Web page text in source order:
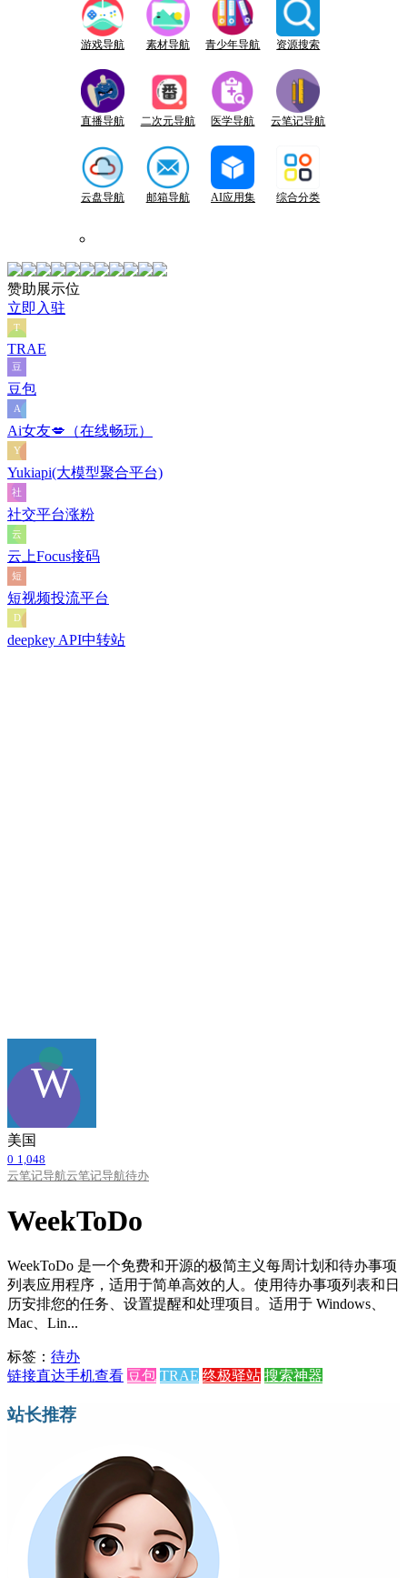
游戏导航 素材导航 青少年导航 资源搜索
直播导航 二次元导航 医学导航 云笔记导航
云盘导航 邮箱导航 AI应用集 综合分类
赞助展示位
立即入驻
TRAE
豆包
Ai女友💋（在线畅玩）
Yukiapi(大模型聚合平台)
社交平台涨粉
云上Focus接码
短视频投流平台
deepkey API中转站
美国
0 1,048
云笔记导航云笔记导航待办
WeekToDo
WeekToDo 是一个免费和开源的极简主义每周计划和待办事项
列表应用程序，适用于简单高效的人。使用待办事项列表和日
历安排您的任务、设置提醒和处理项目。适用于 Windows、
Mac、Lin...
标签： 待办
链接直达手机查看 豆包 TRAE 终极驿站 搜索神器
站长推荐